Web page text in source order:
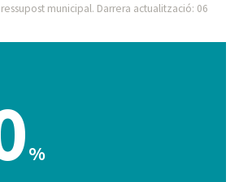
municipal. Darrera actualització: 06
%